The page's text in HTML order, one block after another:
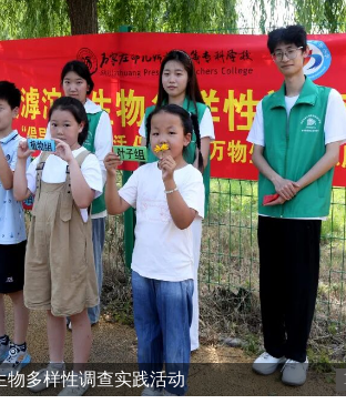
多样性调查实践活动